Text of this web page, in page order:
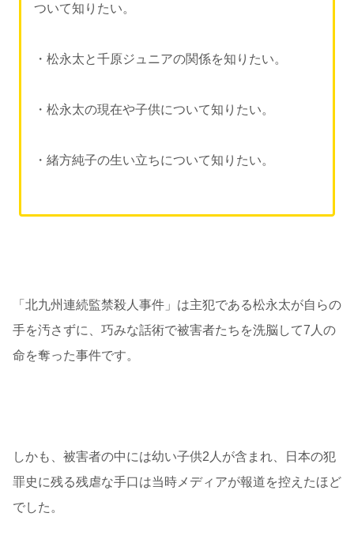
ついて知りたい。
・松永太と千原ジュニアの関係を知りたい。
・松永太の現在や子供について知りたい。
・緒方純子の生い立ちについて知りたい。
「北九州連続監禁殺人事件」は主犯である松永太が自らの
手を汚さずに、巧みな話術で被害者たちを洗脳して7人の
命を奪った事件です。
しかも、被害者の中には幼い子供2人が含まれ、日本の犯
罪史に残る残虐な手口は当時メディアが報道を控えたほど
でした。